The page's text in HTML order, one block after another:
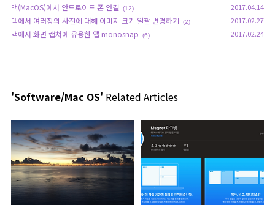
맥(MacOS)에서 안드로이드 폰 연결 (12) 2017.04.14
맥에서 여러장의 사진에 대해 이미지 크기 일괄 변경하기 (2) 2017.02.27
맥에서 화면 캡쳐에 유용한 앱 monosnap (6) 2017.02.24
'Software/Mac OS' Related Articles